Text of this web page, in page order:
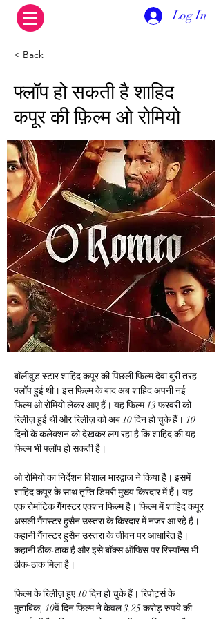
Log In
< Back
फ्लॉप हो सकती है शाहिद
कपूर की फ़िल्म ओ रोमियो
बॉलीवुड स्टार शाहिद कपूर की पिछली फिल्म देवा बुरी तरह
फ्लॉप हुई थी। इस फिल्म के बाद अब शाहिद अपनी नई
फिल्म ओ रोमियो लेकर आए हैं। यह फिल्म 13 फरवरी को
रिलीज़ हुई थी और रिलीज़ को अब 10 दिन हो चुके हैं। 10
दिनों के कलेक्शन को देखकर लग रहा है कि शाहिद की यह
फिल्म भी फ्लॉप हो सकती है।
ओ रोमियो का निर्देशन विशाल भारद्वाज ने किया है। इसमें
शाहिद कपूर के साथ तृप्ति डिमरी मुख्य किरदार में हैं। यह
एक रोमांटिक गैंगस्टर एक्शन फिल्म है। फिल्म में शाहिद कपूर
असली गैंगस्टर हुसैन उस्तरा के किरदार में नजर आ रहे हैं।
कहानी गैंगस्टर हुसैन उस्तरा के जीवन पर आधारित है।
कहानी ठीक-ठाक है और इसे बॉक्स ऑफिस पर रिस्पॉन्स भी
ठीक-ठाक मिला है।
फिल्म के रिलीज़ हुए 10 दिन हो चुके हैं। रिपोर्ट्स के
मुताबिक, 10वें दिन फिल्म ने केवल 3.25 करोड़ रुपये की